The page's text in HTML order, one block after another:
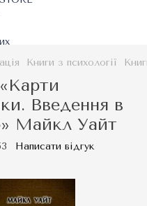
Книги з психології
Введення в
Майкл Уайт
Написати відгук